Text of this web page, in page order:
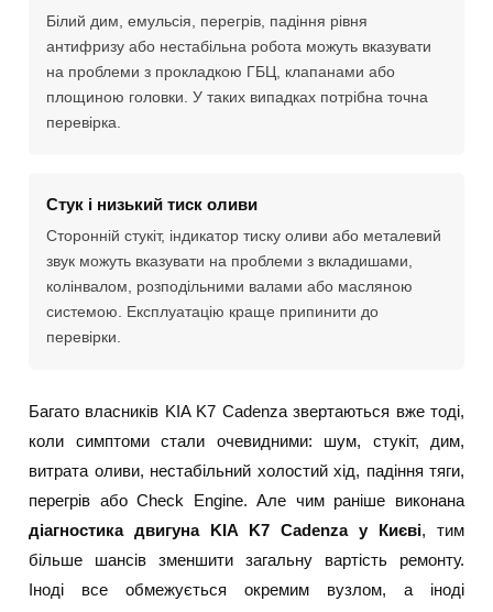
Білий дим, емульсія, перегрів, падіння рівня
антифризу або нестабільна робота можуть вказувати
на проблеми з прокладкою ГБЦ, клапанами або
площиною головки. У таких випадках потрібна точна
перевірка.
Стук і низький тиск оливи
Сторонній стукіт, індикатор тиску оливи або металевий
звук можуть вказувати на проблеми з вкладишами,
колінвалом, розподільними валами або масляною
системою. Експлуатацію краще припинити до
перевірки.
Багато власників KIA K7 Cadenza звертаються вже тоді,
коли симптоми стали очевидними: шум, стукіт, дим,
витрата оливи, нестабільний холостий хід, падіння тяги,
перегрів або Check Engine. Але чим раніше виконана
діагностика двигуна KIA K7 Cadenza у Києві, тим
більше шансів зменшити загальну вартість ремонту.
Іноді все обмежується окремим вузлом, а іноді